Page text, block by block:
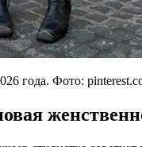
года. Фото: